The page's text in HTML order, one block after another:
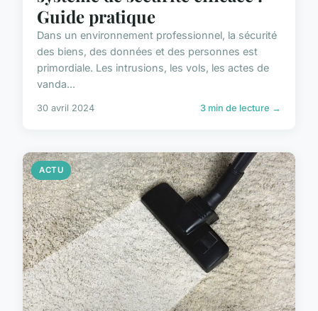
Guide pratique
Dans un environnement professionnel, la sécurité
des biens, des données et des personnes est
primordiale. Les intrusions, les vols, les actes de
vanda...
30 avril 2024 3 min de lecture →
ACTU